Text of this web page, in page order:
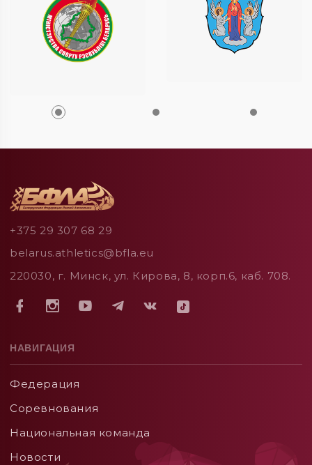
+375 29 307 68 29
belarus.athletics@bfla.eu
220030, г. Минск, ул. Кирова, 8, корп.6, каб. 708.
НАВИГАЦИЯ
Федерация
Соревнования
Национальная команда
Новости